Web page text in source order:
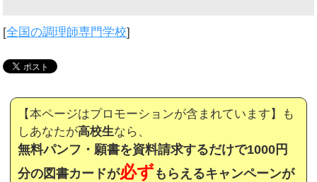
[全国の調理師専門学校]
【本ページはプロモーションが含まれています】も
しあなたが高校生なら、
無料パンフ・願書を資料請求するだけで1000円
分の図書カードが必ずもらえるキャンペーンが